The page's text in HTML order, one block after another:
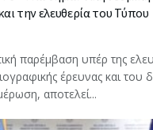
την ελευθερία του Τύπου
παρέμβαση υπέρ της
έρευνας και του
αποτελεί...